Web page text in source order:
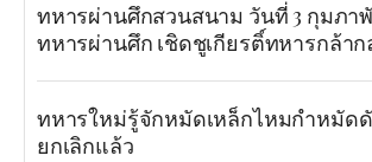
ทหารผ่านศึกสวนสนาม วันที่ 3 กุมภา
ทหารผ่านศึก เชิดชูเกียรติ์ทหารกล้า
ทหารใหม่รู้จักหมัดเหล็กไหมกำหมัด
ยกเลิกแล้ว